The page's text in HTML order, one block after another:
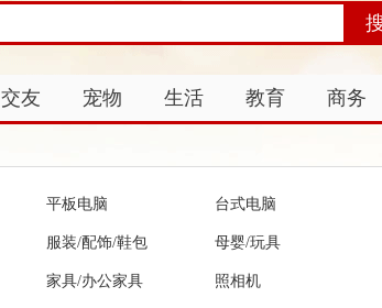
交友 宠物 生活 教育 商务
平板电脑 台式电脑
服装/配饰/鞋包 母婴/玩具
家具/办公家具 照相机